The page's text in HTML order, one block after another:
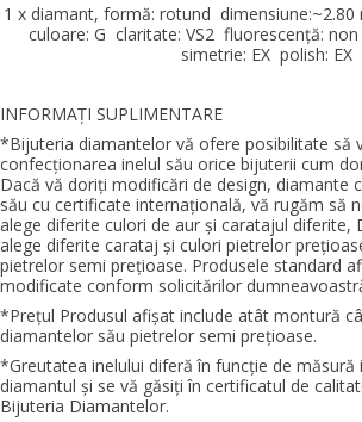
1 x diamant, formă: rotund
culoare: G claritate: VS2 fluorescenţă:
simetrie: EX polish: EX
INFORMAŢI SUPLIMENTARE
*Bijuteria diamantelor vă ofere posibilitate să
confecţionarea inelul său orice bijuterii cum
Dacă vă doriţi modificări de design, diamante
său cu certificate internaţională, vă rugăm să
alege diferite culori de aur şi caratajul diferite,
alege diferite carataj şi culori pietrelor
pietrelor semi preţioase. Produsele standard
modificate conform solicitărilor
*Preţul Produsul afişat include atât montură
diamantelor său pietrelor semi preţioase.
*Greutatea inelului diferă în funcţie de măsură
diamantul şi se vă găsiţi în certificatul de
Bijuteria Diamantelor.